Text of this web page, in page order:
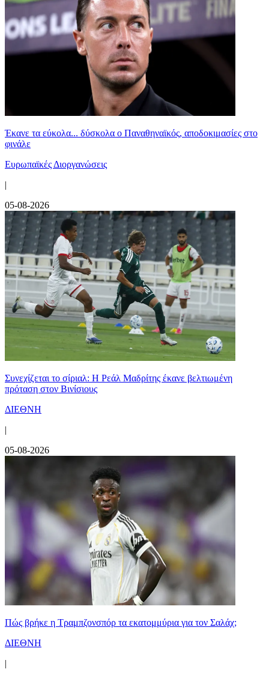
Έκανε τα εύκολα... δύσκολα ο Παναθηναϊκός, αποδοκιμασίες στο
φινάλε
Ευρωπαϊκές Διοργανώσεις
|
05-08-2026
Συνεχίζεται το σίριαλ: Η Ρεάλ Μαδρίτης έκανε βελτιωμένη
πρόταση στον Βινίσιους
ΔΙΕΘΝΗ
|
05-08-2026
Πώς βρήκε η Τραμπζονσπόρ τα εκατομμύρια για τον Σαλάχ;
ΔΙΕΘΝΗ
|